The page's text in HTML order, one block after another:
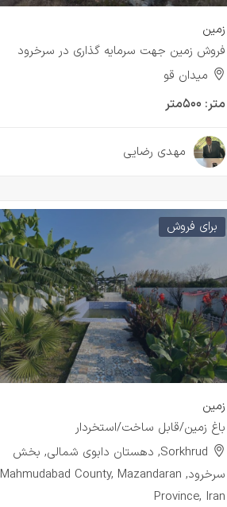
زمین
فروش زمین جهت سرمایه گذاری در سرخرود
میدان قو
متر: ۵۰۰متر
مهدی رضایی
برای فروش
زمین
باغ زمین/قابل ساخت/استخردار
Sorkhrud, دهستان دابوی شمالی, بخش
سرخرود, Mahmudabad County, Mazandaran
Province, Iran